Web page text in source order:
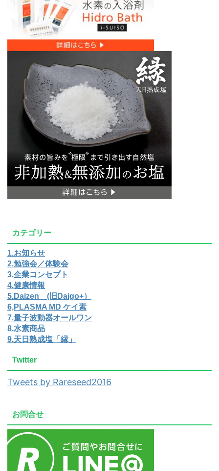
カテゴリー
1.お知らせ
2.勉強会／体験会
3.企業コンセプト
4.健康情報
5.Daizen (旧Daigo+）
6,PLASMA MD ケイ素
7.量子波動器オールワン
8.水素商品
9.天日熟成塩「縁」
Twitter
Tweets by Rareseed2016
お問合せ